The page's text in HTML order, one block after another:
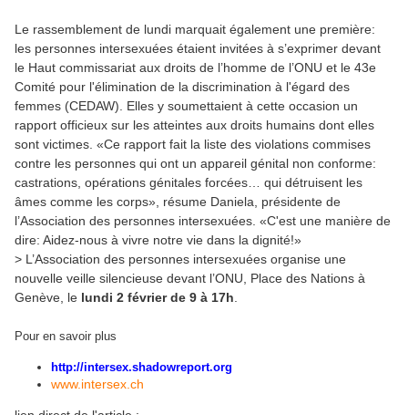
Le rassemblement de lundi marquait également une première:
les personnes intersexuées étaient invitées à s’exprimer devant
le Haut commissariat aux droits de l’homme de l’ONU et le 43e
Comité pour l'élimination de la discrimination à l'égard des
femmes (CEDAW). Elles y soumettaient à cette occasion un
rapport officieux sur les atteintes aux droits humains dont elles
sont victimes. «Ce rapport fait la liste des violations commises
contre les personnes qui ont un appareil génital non conforme:
castrations, opérations génitales forcées… qui détruisent les
âmes comme les corps», résume Daniela, présidente de
l’Association des personnes intersexuées. «C'est une manière de
dire: Aidez-nous à vivre notre vie dans la dignité!»
> L’Association des personnes intersexuées organise une
nouvelle veille silencieuse devant l’ONU, Place des Nations à
Genève, le lundi 2 février de 9 à 17h
Pour en savoir plus
http://intersex.shadowreport.org
www.intersex.ch